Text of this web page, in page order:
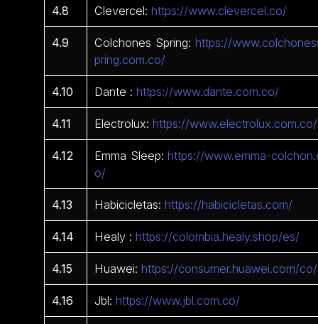
4.8 Clevercel:https://www.clevercel.co/
4.9 Colchones Spring:https://
pring.com.co/
4.10 Dante :https://www.dante.com.co/
4.11 Electrolux:https://www.electrolux.com.co/
4.12 Emma Sleep:https://www.emma-
o/
4.13 Habicicletas:https://habicicletas.com/
4.14 Healy :https://colombia.healy.shop/es/
4.15 Huawei:https://consumer.huawei.com/co/
4.16 Jbl:https://www.jbl.com.co/